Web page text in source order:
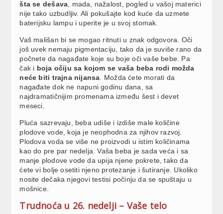
šta se dešava , mada, nažalost, pogled u vašoj materici
nije tako uzbudljiv. Ali pokušajte kod kuće da uzmete
baterijsku lampu i uperite je u svoj stomak.
Vaš mališan bi se mogao ritnuti u znak odgovora. Oči
još uvek nemaju pigmentaciju, tako da je suviše rano da
počnete da nagađate koje su boje oči vaše bebe. Pa
čak i boja očiju sa kojom se vaša beba rodi možda
neće biti trajna nijansa . Možda ćete morati da
nagađate dok ne napuni godinu dana, sa
najdramatičnijim promenama između šest i devet
meseci.
Pluća sazrevaju, beba udiše i izdiše male količine
plodove vode, koja je neophodna za njihov razvoj.
Plodova voda se više ne proizvodi u istim količinama
kao do pre par nedelja. Vaša beba je sada veća i sa
manje plodove vode da upija njene pokrete, tako da
ćete vi bolje osetiti njeno protezanje i šutiranje. Ukoliko
nosite dečaka njegovi testisi počinju da se spuštaju u
mošnice.
Trudnoća u 26. nedelji – Vaše telo